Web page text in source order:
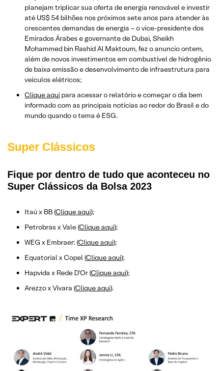
planejam triplicar sua oferta de energia renovável e investir
até US$ 54 bilhões nos próximos sete anos para atender às
crescentes demandas de energia – o vice-presidente dos
Emirados Árabes e governante de Dubai, Sheikh
Mohammed bin Rashid Al Maktoum, fez o anuncio ontem,
além de novos investimentos em combustível de hidrogênio
de baixa emissão e desenvolvimento de infraestrutura para
veículos elétricos;
Clique aqui para acessar o relatório e começar o dia bem
informado com as principais notícias ao redor do Brasil e do
mundo quando o tema é ESG.
Super Clássicos
Fique por dentro de tudo que aconteceu no
Super Clássicos da Bolsa 2023
Itaú x BB (Clique aqui);
Petrobras x Vale (Clique aqui);
WEG x Embraer: (Clique aqui);
Equatorial x Copel (Clique aqui);
Hapvida x Rede D’Or (Clique aqui);
Arezzo x Vivara (Clique aqui).